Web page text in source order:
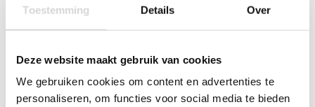
Toestemming Details Over
Deze website maakt gebruik van cookies
We gebruiken cookies om content en advertenties te
personaliseren, om functies voor social media te bieden